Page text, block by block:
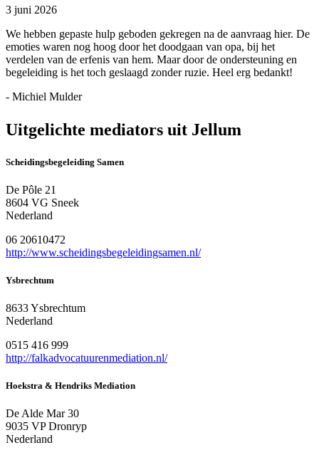
3 juni 2026
We hebben gepaste hulp geboden gekregen na de aanvraag hier. De
emoties waren nog hoog door het doodgaan van opa, bij het
verdelen van de erfenis van hem. Maar door de ondersteuning en
begeleiding is het toch geslaagd zonder ruzie. Heel erg bedankt!
- Michiel Mulder
Uitgelichte mediators uit Jellum
Scheidingsbegeleiding Samen
De Pôle 21
8604 VG Sneek
Nederland
06 20610472
http://www.scheidingsbegeleidingsamen.nl/
Ysbrechtum
8633 Ysbrechtum
Nederland
0515 416 999
http://falkadvocatuurenmediation.nl/
Hoekstra & Hendriks Mediation
De Alde Mar 30
9035 VP Dronryp
Nederland